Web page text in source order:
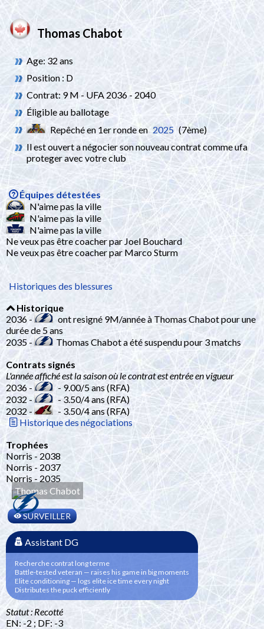
Thomas Chabot
Age: 32 ans
Position : D
Contrat: 9 M - UFA 2036 - 2040
Éligible au ballotage
Repêché en 1er ronde en 2025 (7ème)
Il est ouvert a négocier son nouveau contrat comme ufa
proteger avec votre club
Équipes détestées
N'aime pas la ville
N'aime pas la ville
N'aime pas la ville
Ne veux pas être coacher par Joel Bouchard
Ne veux pas être coacher par Marco Sturm
Historiques des blessures
Historique
2036 -
ont resigné 9M/année à Thomas Chabot pour une
durée de 5 ans
2035 -
Thomas Chabot a été suspendu pour 3 matchs
Contrats signés
L'année affiché est la saison où le contrat est entrée en vigueur
2036 -
- 9.00/5 ans (RFA)
2032 -
- 3.50/4 ans (RFA)
2032 -
- 3.50/4 ans (RFA)
Historique des négociations
Trophées
Norris - 2038
Norris - 2037
Norris - 2035
Thomas Chabot
SURVEILLER
Assistant DG
Recherche contrat long terme
Battle-tested veteran — raises his game in big moments
Elite conditioning — logs elite ice time every night
Distributes the puck efficiently
Statut : Recotté
EN: -2 ; DF: -3